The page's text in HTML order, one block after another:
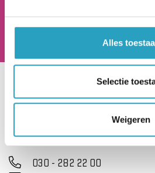
Alles
Selectie
Weigeren
030 - 282 22 00